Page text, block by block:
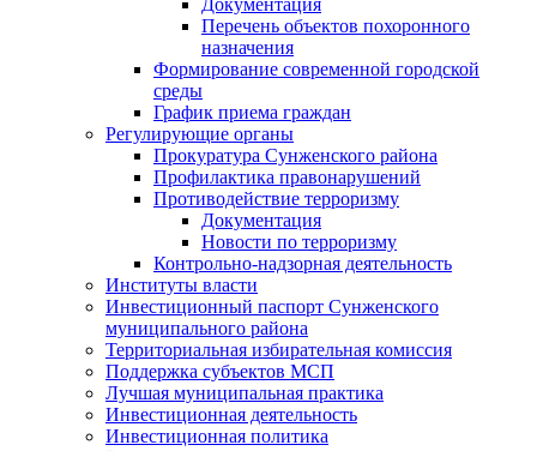
Документация
Перечень объектов похоронного
назначения
Формирование современной городской
среды
График приема граждан
Регулирующие органы
Прокуратура Сунженского района
Профилактика правонарушений
Противодействие терроризму
Документация
Новости по терроризму
Контрольно-надзорная деятельность
Институты власти
Инвестиционный паспорт Сунженского
муниципального района
Территориальная избирательная комиссия
Поддержка субъектов МСП
Лучшая муниципальная практика
Инвестиционная деятельность
Инвестиционная политика